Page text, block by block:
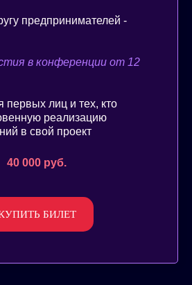
предпринимателей -
в конференции от 12
первых лиц и тех, кто
реализацию
в свой проект
40 000 руб.
БИЛЕТ